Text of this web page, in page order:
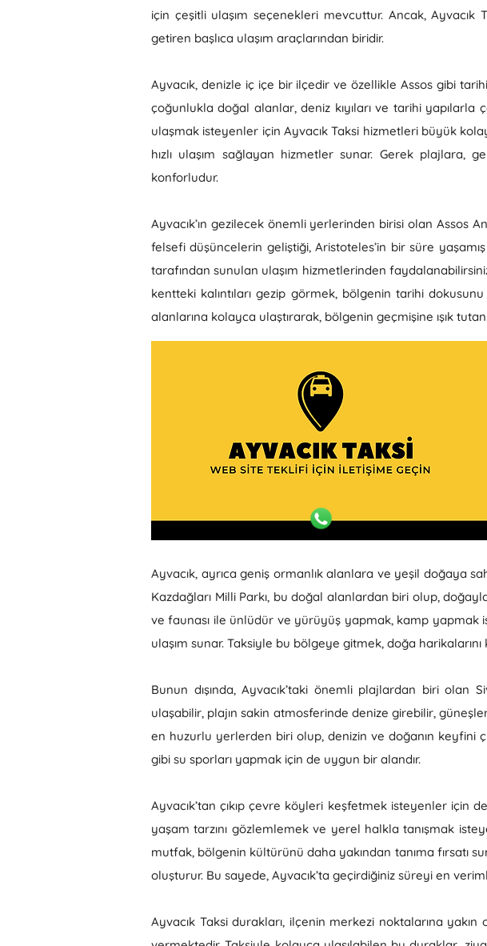
için çeşitli ulaşım seçenekleri mevcuttur. Ancak, Ayvacık
getiren başlıca ulaşım araçlarından biridir.
Ayvacık, denizle iç içe bir ilçedir ve özellikle Assos gibi
çoğunlukla doğal alanlar, deniz kıyıları ve tarihi
ulaşmak isteyenler için Ayvacık Taksi hizmetleri büyük
hızlı ulaşım sağlayan hizmetler sunar. Gerek plajlara,
konforludur.
Ayvacık’ın gezilecek önemli yerlerinden birisi olan Assos
felsefi düşüncelerin geliştiği, Aristoteles’in bir süre
tarafından sunulan ulaşım hizmetlerinden
kentteki kalıntıları gezip görmek, bölgenin tarihi
alanlarına kolayca ulaştırarak, bölgenin geçmişine ışık
Ayvacık, ayrıca geniş ormanlık alanlara ve yeşil doğaya
Kazdağları Milli Parkı, bu doğal alanlardan biri olup,
ve faunası ile ünlüdür ve yürüyüş yapmak, kamp yapmak
ulaşım sunar. Taksiyle bu bölgeye gitmek, doğa
Bunun dışında, Ayvacık’taki önemli plajlardan biri olan
ulaşabilir, plajın sakin atmosferinde denize girebilir,
en huzurlu yerlerden biri olup, denizin ve doğanın keyfini
gibi su sporları yapmak için de uygun bir alandır.
Ayvacık’tan çıkıp çevre köyleri keşfetmek isteyenler için
yaşam tarzını gözlemlemek ve yerel halkla tanışmak
mutfak, bölgenin kültürünü daha yakından tanıma fırsatı
oluşturur. Bu sayede, Ayvacık’ta geçirdiğiniz süreyi en
Ayvacık Taksi durakları, ilçenin merkezi noktalarına